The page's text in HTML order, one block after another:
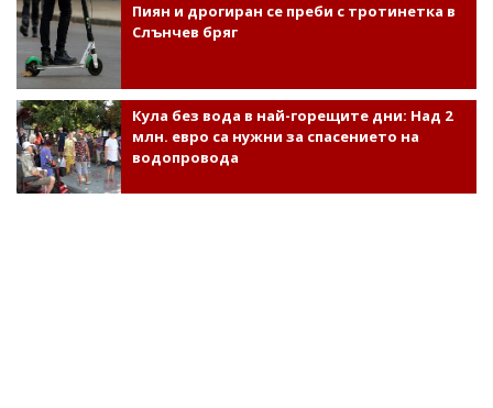
Пиян и дрогиран се преби с тротинетка в
Слънчев бряг
Кула без вода в най-горещите дни: Над 2
млн. евро са нужни за спасението на
водопровода